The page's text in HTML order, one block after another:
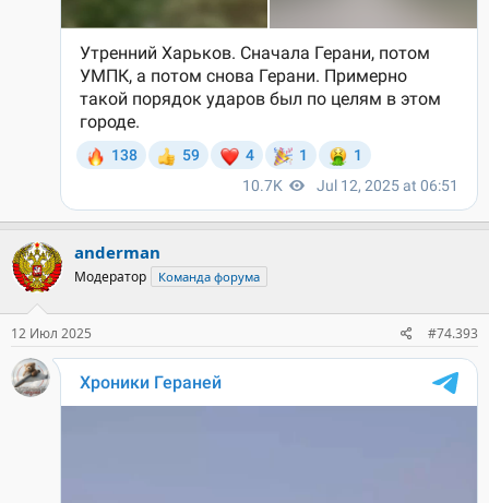
anderman
Модератор Команда форума
12 Июл 2025 #74.393